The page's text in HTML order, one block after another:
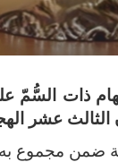
الثالث عشر
مجموع به